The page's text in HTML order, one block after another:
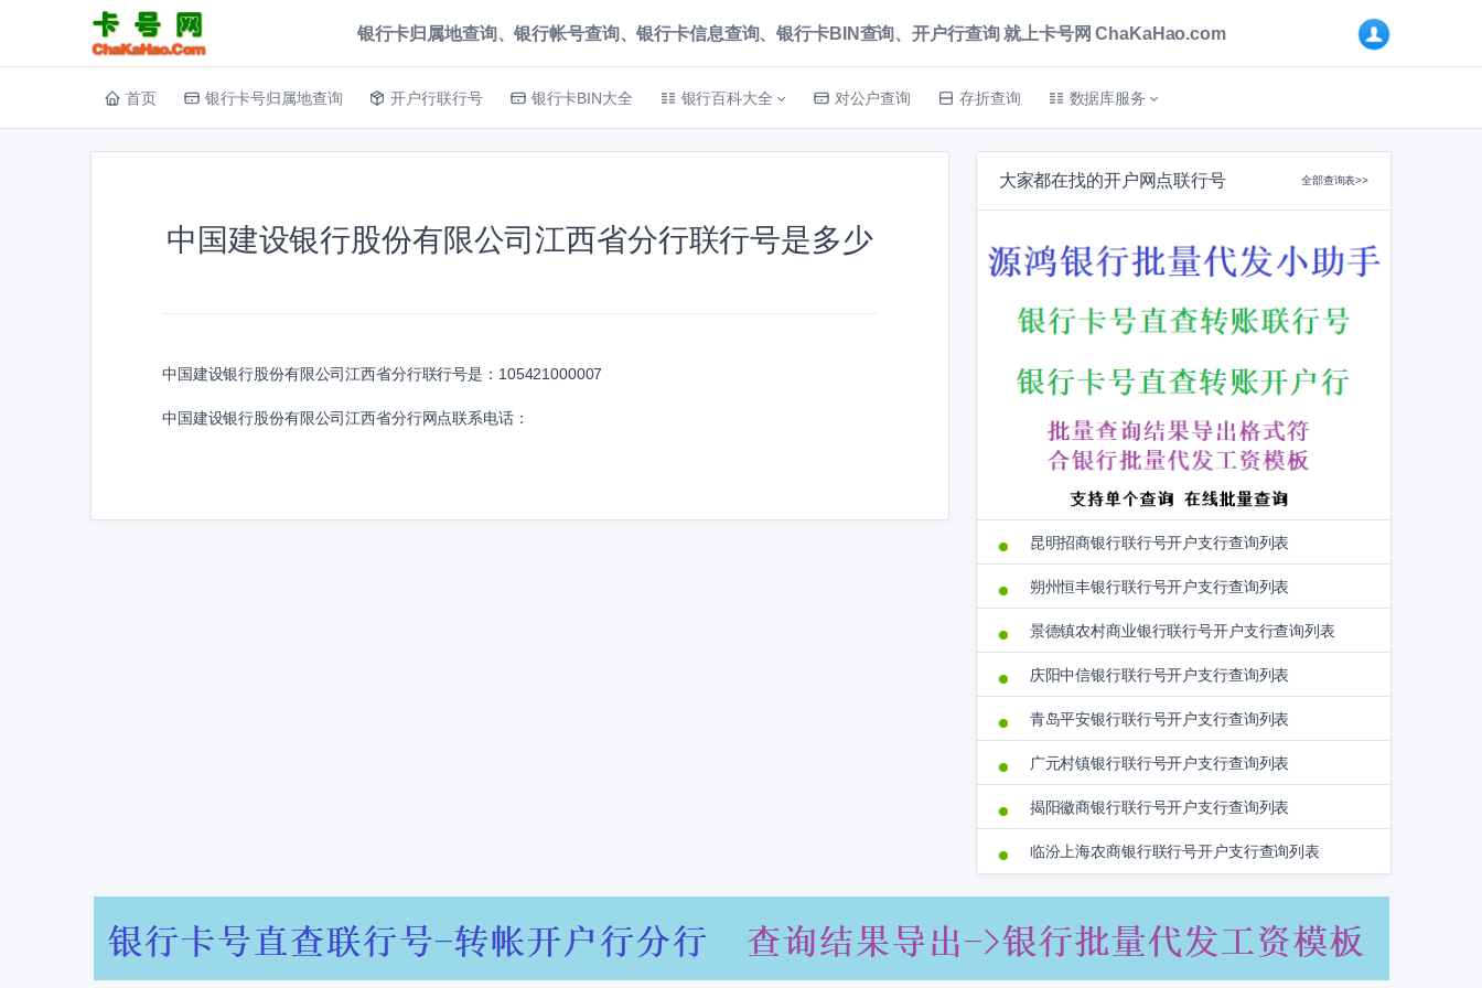
银行卡归属地查询、银行帐号查询、银行卡信息查询、银行卡BIN查询、开户行查询 就上卡号网 ChaKaHao.com
首页 银行卡号归属地查询 开户行联行号 银行卡BIN大全 银行百科大全 对公户查询 存折查询 数据库服务
中国建设银行股份有限公司江西省分行联行号是多少
中国建设银行股份有限公司江西省分行联行号是： 105421000007
中国建设银行股份有限公司江西省分行网点联系电话：
大家都在找的开户网点联行号 全部查询表>>
昆明招商银行联行号开户支行查询列表
朔州恒丰银行联行号开户支行查询列表
景德镇农村商业银行联行号开户支行查询列表
庆阳中信银行联行号开户支行查询列表
青岛平安银行联行号开户支行查询列表
广元村镇银行联行号开户支行查询列表
揭阳徽商银行联行号开户支行查询列表
临汾上海农商银行联行号开户支行查询列表